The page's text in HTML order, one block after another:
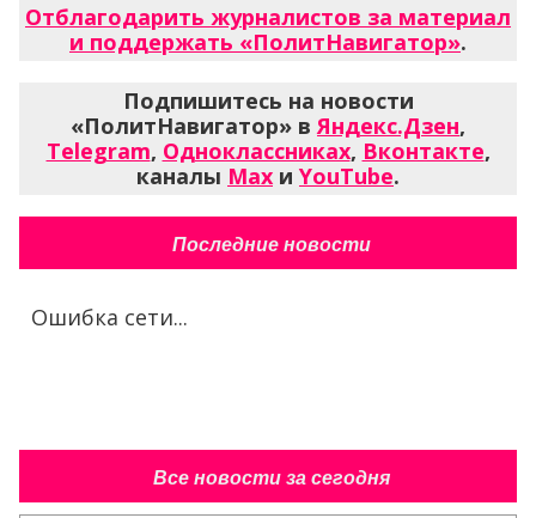
Отблагодарить журналистов за материал
и поддержать «ПолитНавигатор».
Подпишитесь на новости
«ПолитНавигатор» в Яндекс.Дзен,
Telegram, Одноклассниках, Вконтакте,
каналы Max и YouTube.
Последние новости
Ошибка сети...
Все новости за сегодня